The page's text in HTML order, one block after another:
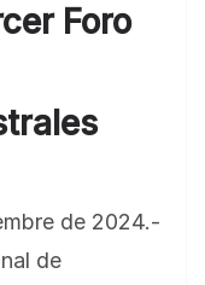
Foro
de 2024.-
de